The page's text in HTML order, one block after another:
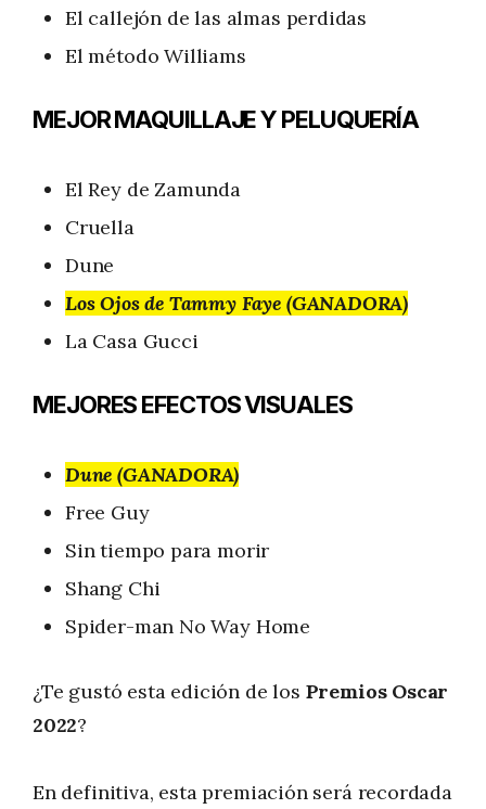
El callejón de las almas perdidas
El método Williams
MEJOR MAQUILLAJE Y PELUQUERÍA
El Rey de Zamunda
Cruella
Dune
Los Ojos de Tammy Faye (GANADORA)
La Casa Gucci
MEJORES EFECTOS VISUALES
Dune (GANADORA)
Free Guy
Sin tiempo para morir
Shang Chi
Spider-man No Way Home
¿Te gustó esta edición de los Premios Oscar
2022?
En definitiva, esta premiación será recordada